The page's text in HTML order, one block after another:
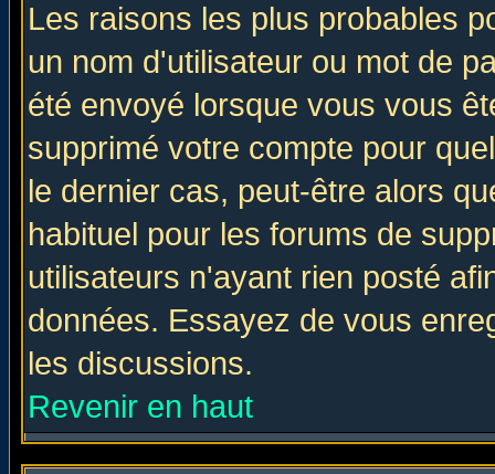
Les raisons les plus probables
un nom d'utilisateur ou mot de
été envoyé lorsque vous vous
supprimé votre compte pour
le dernier cas, peut-être alors
habituel pour les forums de
utilisateurs n'ayant rien posté
données. Essayez de vous
les discussions.
Revenir en haut